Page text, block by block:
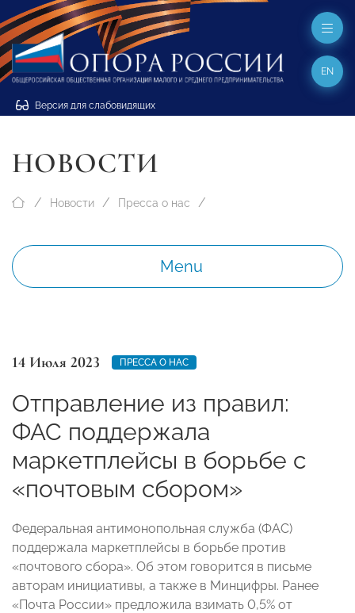
Версия для слабовидящих
EN
НОВОСТИ
Новости Пресса о нас
Menu
14 Июля 2023 ПРЕССА О НАС
Отправление из правил:
ФАС поддержала
маркетплейсы в борьбе с
«почтовым сбором»
Федеральная антимонопольная служба (ФАС)
поддержала маркетплейсы в борьбе против
«почтового сбора». Об этом говорится в письме
авторам инициативы, а также в Минцифры. Ранее
«Почта России» предложила взимать 0,5% от